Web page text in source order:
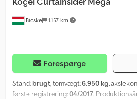
Bicske 1.157 km
Forespørge
Stand: brugt, tomvægt:6.950 kg,
første registrering:04/2017,